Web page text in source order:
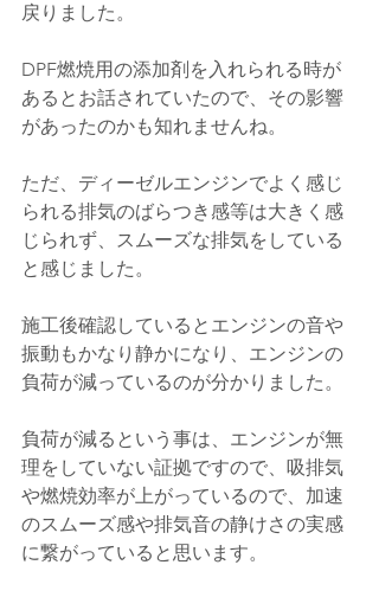
戻りました。
DPF燃焼用の添加剤を入れられる時が
あるとお話されていたので、その影響
があったのかも知れませんね。
ただ、ディーゼルエンジンでよく感じ
られる排気のばらつき感等は大きく感
じられず、スムーズな排気をしている
と感じました。
施工後確認しているとエンジンの音や
振動もかなり静かになり、エンジンの
負荷が減っているのが分かりました。
負荷が減るという事は、エンジンが無
理をしていない証拠ですので、吸排気
や燃焼効率が上がっているので、加速
のスムーズ感や排気音の静けさの実感
に繋がっていると思います。